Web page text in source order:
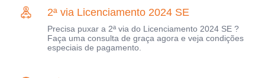
2ª via Licenciamento 2024 SE
Precisa puxar a 2ª via do Licenciamento 2024 SE ?
Faça uma consulta de graça agora e veja condições
especiais de pagamento.